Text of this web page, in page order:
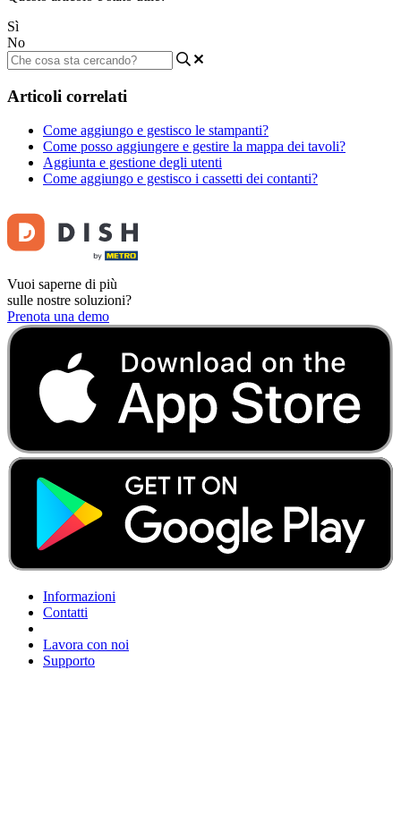
Sì
No
Articoli correlati
Come aggiungo e gestisco le stampanti?
Come posso aggiungere e gestire la mappa dei tavoli?
Aggiunta e gestione degli utenti
Come aggiungo e gestisco i cassetti dei contanti?
Vuoi saperne di più
sulle nostre soluzioni?
Prenota una demo
Informazioni
Contatti
Lavora con noi
Supporto